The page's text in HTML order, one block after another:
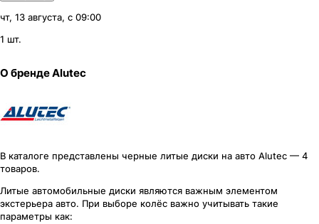
чт, 13 августа, с 09:00
1 шт.
О брендеAlutec
В каталоге представлены черные литые диски на авто Alutec — 4
товаров.
Литые автомобильные диски являются важным элементом
экстерьера авто. При выборе колёс важно учитывать такие
параметры как: